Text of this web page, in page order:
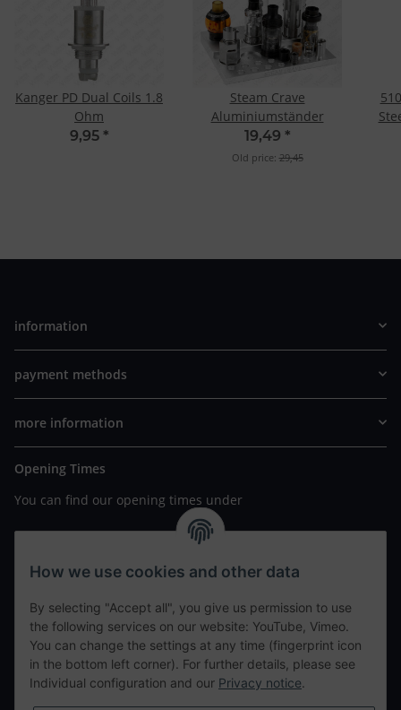
Kanger PD Dual Coils 1.8
Ohm
9,95 *
Steam Crave
Aluminiumständer
19,49 *
Old price: 29,45
information
payment methods
more information
Opening Times
You can find our opening times under
https://www.wannavapor.de/Filialen
your personal site
contact details
tweet
teilen
How we use cookies and other data
By selecting "Accept all", you give us permission to use
the following services on our website: YouTube, Vimeo.
You can change the settings at any time (fingerprint icon
in the bottom left corner). For further details, please see
Individual configuration and our Privacy notice.